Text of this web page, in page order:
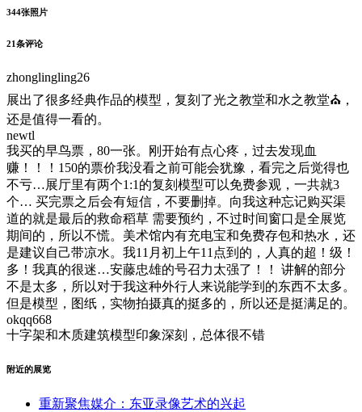
344张照片
21条评论
zhonglingling26
展出了很多经典作品的模型，复刻了光之教堂和水之教堂⛪，
还是值得一看的。
newtl
我买的早鸟票，80一张。刚开始有点心疼，过去发现血
赚！！！150的票价我没看之前可能会犹豫，看完之后觉得也
不亏…展厅里有两个1:1的复刻模型可以免费参观，一共就3
个… 买完票之后会有短信，不要删掉。向我这种忘记购买渠
道的就是最后的救命稻草 需要预约，不过时间窗口是全展览
期间的，所以不慌。美术馆内有充电宝和免费存包和热水，还
是建议自己带凉水。我11月初上午11点到的，人真的超！级！
多！我真的很迷…安藤忠雄的号召力太强了！！ 讲解的部分
不是太多，所以对于我这种外行人来说能学到的东西不太多。
但是模型，图纸，实物拍摄真的挺多的，所以还是挺满足的。
okqq668
十字架和木质建筑模型印象深刻，总体很不错
附近的展览
重新聚焦媒介：东亚录像艺术的兴起